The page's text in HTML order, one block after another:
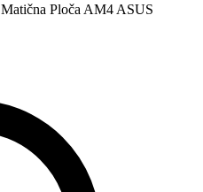
Matična Ploča AM4 ASUS